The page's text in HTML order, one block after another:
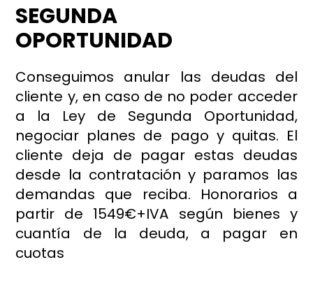
SEGUNDA
OPORTUNIDAD
Conseguimos anular las deudas del
cliente y, en caso de no poder acceder
a la Ley de Segunda Oportunidad,
negociar planes de pago y quitas. El
cliente deja de pagar estas deudas
desde la contratación y paramos las
demandas que reciba. Honorarios a
partir de 1549€+IVA según bienes y
cuantía de la deuda, a pagar en
cuotas